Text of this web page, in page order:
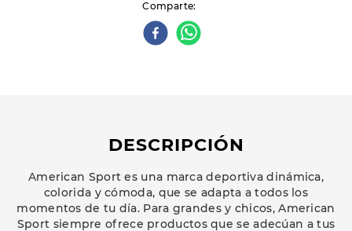
Comparte
DESCRIPCIÓN
American Sport es una marca deportiva dinámica,
colorida y cómoda, que se adapta a todos los
momentos de tu día. Para grandes y chicos, American
Sport siempre ofrece productos que se adecúan a tus